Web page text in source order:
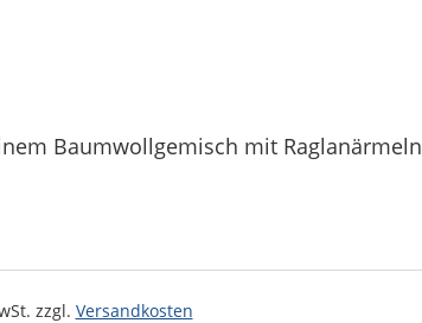
Baumwollgemisch mit Raglanärmeln
zzgl. Versandkosten